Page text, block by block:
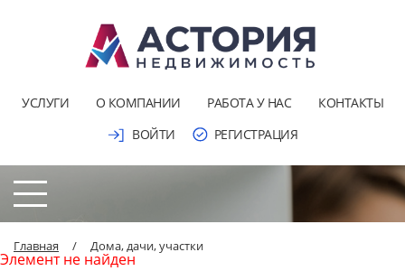
УСЛУГИ О КОМПАНИИ РАБОТА У НАС
КОНТАКТЫ
ВОЙТИ
РЕГИСТРАЦИЯ
Главная / Дома, дачи, участки
Элемент не найден